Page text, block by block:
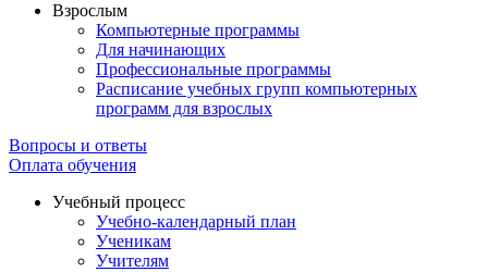
Взрослым
Компьютерные программы
Для начинающих
Профессиональные программы
Расписание учебных групп компьютерных
программ для взрослых
Вопросы и ответы
Оплата обучения
Учебный процесс
Учебно-календарный план
Ученикам
Учителям